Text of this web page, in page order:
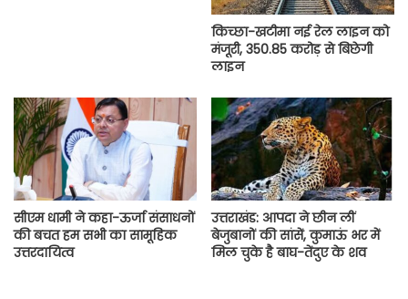
किच्छा-खटीमा नई रेल लाइन को
मंजूरी, 350.85 करोड़ से बिछेगी
लाइन
सीएम धामी ने कहा-ऊर्जा संसाधनों
की बचत हम सभी का सामूहिक
उत्तरदायित्व
उत्तराखंड: आपदा ने छीन लीं
बेजुबानों की सांसें, कुमाऊं भर में
मिल चुके है बाघ-तेंदुए के शव